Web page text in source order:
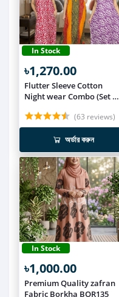
In Stock
৳1,270.00
Flutter Sleeve Cotton
Night wear Combo (Set of
(63 reviews)
অর্ডার করুন
In Stock
৳1,000.00
Premium Quality zafran
Fabric Borkha BOR135